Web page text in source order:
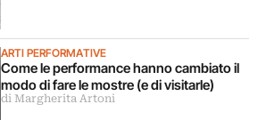
ARTI PERFORMATIVE
Come le performance hanno cambiato il
modo di fare le mostre (e di visitarle)
di Margherita Artoni